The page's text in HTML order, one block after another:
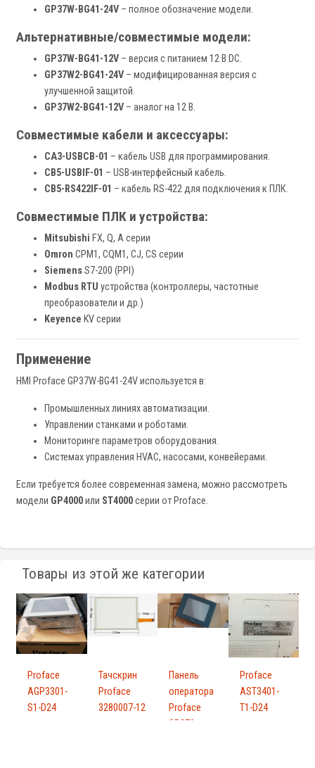
GP37W-BG41-24V – полное обозначение модели.
Альтернативные/совместимые модели:
GP37W-BG41-12V – версия с питанием 12 В DC.
GP37W2-BG41-24V – модифицированная версия с
улучшенной защитой.
GP37W2-BG41-12V – аналог на 12 В.
Совместимые кабели и аксессуары:
CA3-USBCB-01 – кабель USB для программирования.
CB5-USBIF-01 – USB-интерфейсный кабель.
CB5-RS422IF-01 – кабель RS-422 для подключения к ПЛК.
Совместимые ПЛК и устройства:
Mitsubishi FX, Q, A серии
Omron CPM1, CQM1, CJ, CS серии
SiemensS7-200 (PPI)
Modbus RTU устройства (контроллеры, частотные
преобразователи и др.)
Keyence KV серии
Применение
HMI Proface GP37W-BG41-24V используется в:
Промышленных линиях автоматизации.
Управлении станками и роботами.
Мониторинге параметров оборудования.
Системах управления HVAC, насосами, конвейерами.
Если требуется более современная замена, можно рассмотреть
модели GP4000или ST4000серии от Proface.
Товары из этой же категории
Proface
AGP3301-
S1-D24
Тачскрин
Proface
3280007-12
Панель
оператора
Proface
GP270-
Proface
AST3401-
T1-D24